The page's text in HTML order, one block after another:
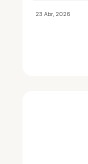
23 Abr, 2026